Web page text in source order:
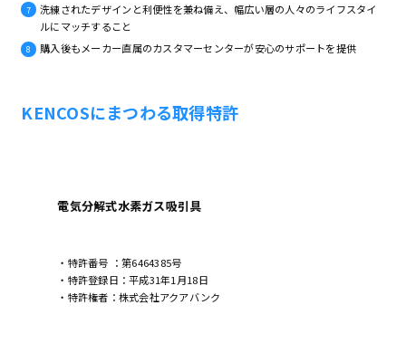
洗練されたデザインと利便性を兼ね備え、幅広い層の人々のライフスタイ
ルにマッチすること
購入後もメーカー直属のカスタマーセンターが安心のサポートを提供
KENCOSにまつわる取得特許
電気分解式水素ガス吸引具
・特許番号 ：第6464385号
・特許登録日：平成31年1月18日
・特許権者：株式会社アクアバンク